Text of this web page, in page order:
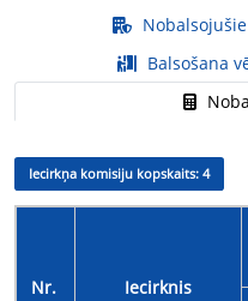
Balsošana
Iecirkņa komisiju kopskaits: 4
Nr. Iecirknis